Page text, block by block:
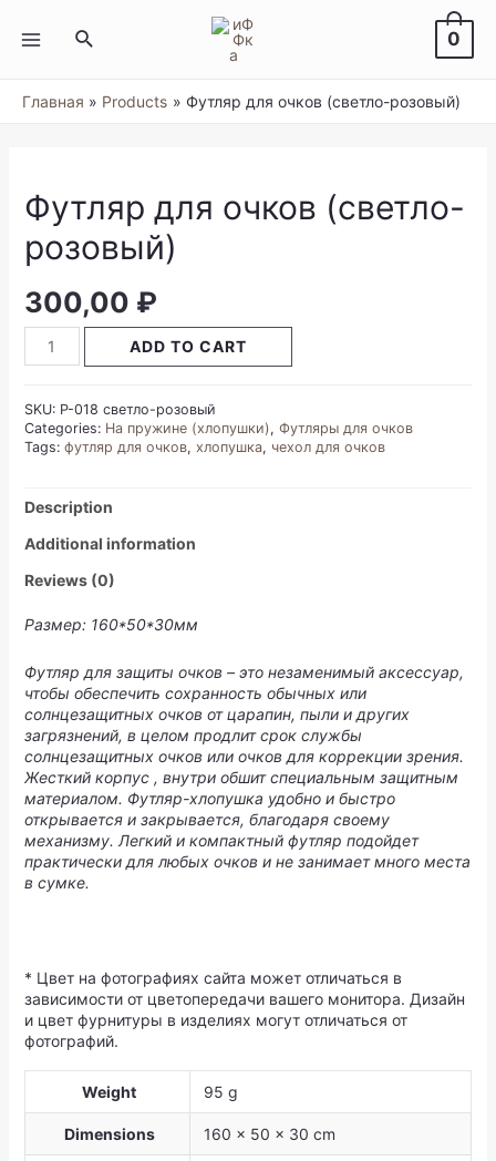
содержимому
MENU
Поиск 0
Главная Products Футляр для очков (светло-розовый)
Футляр для очков (светло-
розовый)
300,00 ₽
(светло-
розовый)
quantity
ADD TO CART
SKU: Р-018 светло-розовый
Categories: На пружине (хлопушки), Футляры для очков
Tags: футляр для очков, хлопушка, чехол для очков
Description
Additional information
Reviews (0)
Размер: 160*50*30мм
Футляр для защиты очков – это незаменимый аксессуар,
чтобы обеспечить сохранность обычных или
солнцезащитных очков от царапин, пыли и других
загрязнений, в целом продлит срок службы
солнцезащитных очков или очков для коррекции зрения.
Жесткий корпус , внутри обшит специальным защитным
материалом. Футляр-хлопушка удобно и быстро
открывается и закрывается, благодаря своему
механизму. Легкий и компактный футляр подойдет
практически для любых очков и не занимает много места
в сумке.
* Цвет на фотографиях сайта может отличаться в
зависимости от цветопередачи вашего монитора. Дизайн
и цвет фурнитуры в изделиях могут отличаться от
фотографий.
Weight 95 g
Dimensions 160 × 50 × 30 cm